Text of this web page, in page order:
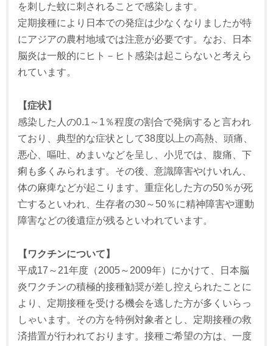
を刺した蚊に刺されることで感染します。
定期接種により日本での発症は少なくなりましたが特
にアジアの農村地域では注意が必要です。なお、日本
脳炎は一般的にヒト－ヒト感染は起こらないと考えら
れています。
【症状】
感染した人の0.1～1％程度の割合で発病すると言われ
ており、典型的な症状として38度以上の高熱、頭痛、
悪心、嘔吐、めまいなどを呈し、小児では、腹痛、下
痢も多くみられます。その後、意識障害やけいれん、
体の麻痺などが起こります。重症化した方の50％が死
亡するといわれ、生存者の30～50％に精神障害や運動
障害などの後遺症が残るといわれています。
【ワクチンについて】
平成17～21年度（2005～2009年）にかけて、日本脳
炎ワクチンの積極的接種勧奨が差し控えられたことに
より、定期接種を受ける機会を逃した方が多くいらっ
しゃいます。その方を特例対象者とし、定期接種の救
済措置が行われております。接種ご希望の方は、一度